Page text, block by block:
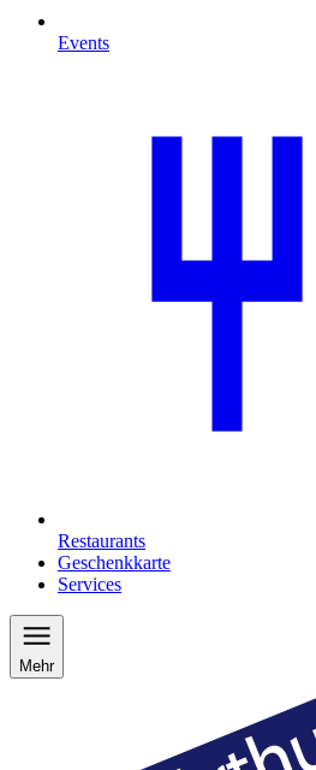
Events
Restaurants
Geschenkkarte
Services
Mehr